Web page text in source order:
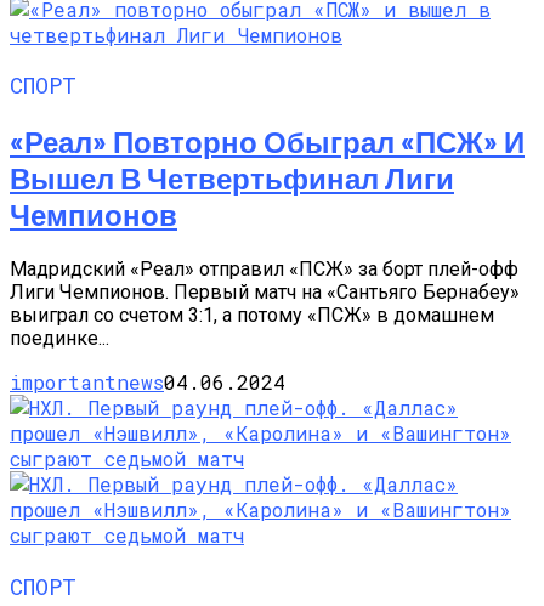
СПОРТ
«Реал» Повторно Обыграл «ПСЖ» И
Вышел В Четвертьфинал Лиги
Чемпионов
Мадридский «Реал» отправил «ПСЖ» за борт плей-офф
Лиги Чемпионов. Первый матч на «Сантьяго Бернабеу»
выиграл со счетом 3:1, а потому «ПСЖ» в домашнем
поединке...
importantnews04.06.2024
СПОРТ